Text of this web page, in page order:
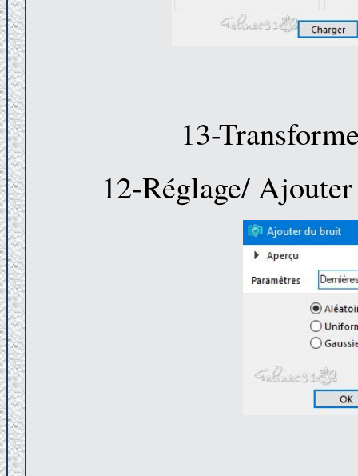
13-
12-Réglage/